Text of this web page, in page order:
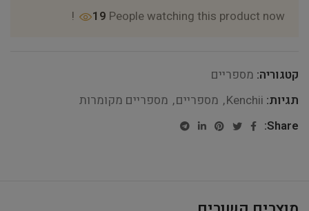
19 People watching this product now!
קטגוריה: מספריים
תגיות: Kenchii
, מספריים, מספריים מקומרות
Share: